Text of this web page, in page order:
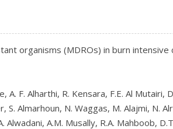
organisms (MDROs) in burn
A. F. Alharthi, R. Kensara, F.E. Al Mutairi,
S. Almarhoun, N. Waggas, M. Alajmi, N.
Alwadani, A.M. Musally, R.A. Mahboob,